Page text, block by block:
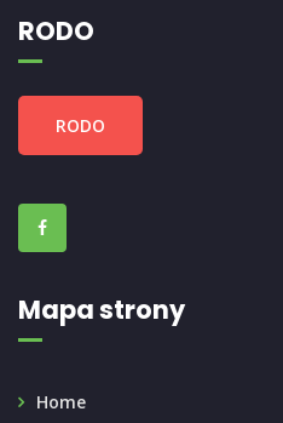
RODO
RODO
Mapa strony
Home